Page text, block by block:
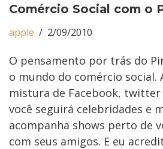
Comércio Social com o
apple 2/09/2010
O pensamento por trás do
o mundo do comércio social.
mistura de Facebook,
você seguirá celebridades e
acompanha shows perto de
com seus amigos. E eu